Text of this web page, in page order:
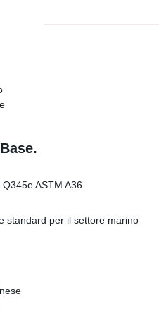
ASTM A36
standard per il settore marino